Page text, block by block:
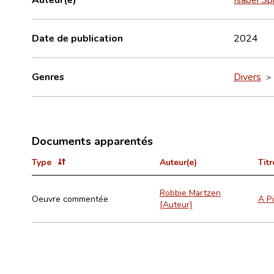
Date de publication 2024
Genres Divers >
Documents apparentés
Type Auteur(e)
Oeuvre commentée
Robbie Martzen
[Auteur]
A